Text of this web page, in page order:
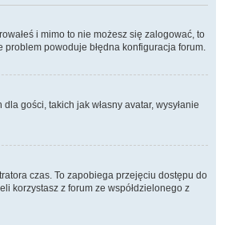
i mimo to nie możesz się zalogować, to
problem powoduje błędna konfiguracja forum.
gości, takich jak własny avatar, wysyłanie
czas. To zapobiega przejęciu dostępu do
korzystasz z forum ze współdzielonego z